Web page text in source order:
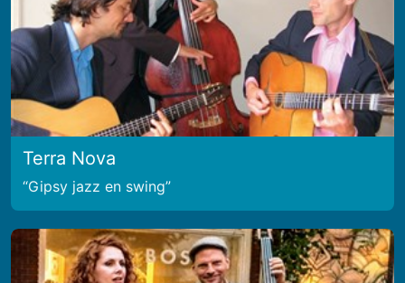
Terra Nova
Gipsy jazz en swing